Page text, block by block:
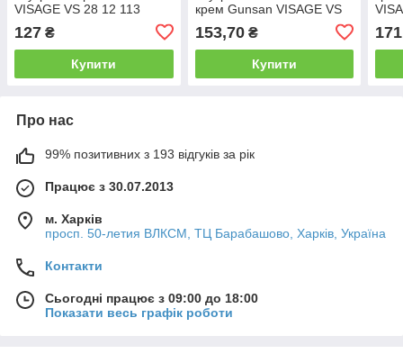
VISAGE VS 28 12 113
127 ₴
Купити
крем Gunsan VISAGE VS
153,70₴
Купити
Про нас
99% позитивних з 193 відгуків за рік
Працює з 30.07.2013
м. Харків
просп. 50-летия ВЛКСМ, ТЦ Барабашово, Харків, Україна
Контакти
Сьогодні працює з 09:00 до 18:00
Показати весь графік роботи